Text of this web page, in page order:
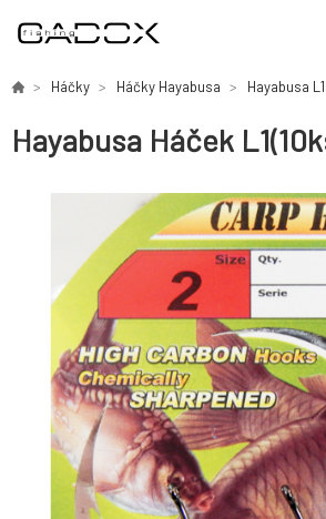
Háčky Háčky Hayabusa Hayabusa L1
Hayabusa Háček